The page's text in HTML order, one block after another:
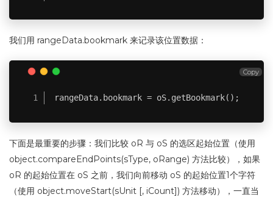
我们用 rangeData.bookmark 来记录该位置数据：
rangeData.bookmark = oS.getBookmark();
Copy
下面是最重要的步骤：我们比较 oR 与 oS 的选区起始位置（使用
object.compareEndPoints(sType, oRange) 方法比较），如果
oR 的起始位置在 oS 之前，我们向前移动 oS 的起始位置1个字符
（使用 object.moveStart(sUnit [, iCount]) 方法移动），一直当